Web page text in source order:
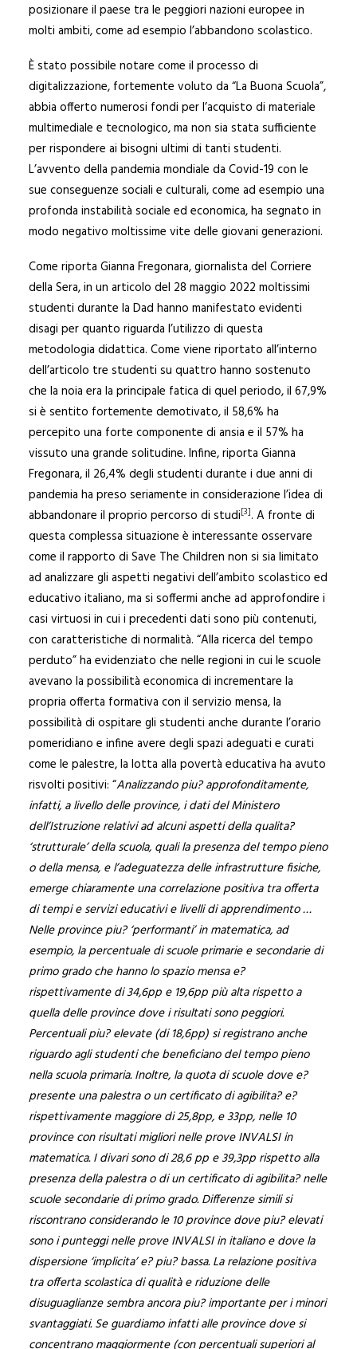
posizionare il paese tra le peggiori nazioni europee in
molti ambiti, come ad esempio l’abbandono scolastico.
È stato possibile notare come il processo di
digitalizzazione, fortemente voluto da “La Buona Scuola”,
abbia offerto numerosi fondi per l’acquisto di materiale
multimediale e tecnologico, ma non sia stata sufficiente
per rispondere ai bisogni ultimi di tanti studenti.
L’avvento della pandemia mondiale da Covid-19 con le
sue conseguenze sociali e culturali, come ad esempio una
profonda instabilità sociale ed economica, ha segnato in
modo negativo moltissime vite delle giovani generazioni.
Come riporta Gianna Fregonara, giornalista del Corriere
della Sera, in un articolo del 28 maggio 2022 moltissimi
studenti durante la Dad hanno manifestato evidenti
disagi per quanto riguarda l’utilizzo di questa
metodologia didattica. Come viene riportato all’interno
dell’articolo tre studenti su quattro hanno sostenuto
che la noia era la principale fatica di quel periodo, il 67,9%
si è sentito fortemente demotivato, il 58,6% ha
percepito una forte componente di ansia e il 57% ha
vissuto una grande solitudine. Infine, riporta Gianna
Fregonara, il 26,4% degli studenti durante i due anni di
pandemia ha preso seriamente in considerazione l’idea di
abbandonare il proprio percorso di studi[3]. A fronte di
questa complessa situazione è interessante osservare
come il rapporto di Save The Children non si sia limitato
ad analizzare gli aspetti negativi dell’ambito scolastico ed
educativo italiano, ma si soffermi anche ad approfondire i
casi virtuosi in cui i precedenti dati sono più contenuti,
con caratteristiche di normalità. “Alla ricerca del tempo
perduto” ha evidenziato che nelle regioni in cui le scuole
avevano la possibilità economica di incrementare la
propria offerta formativa con il servizio mensa, la
possibilità di ospitare gli studenti anche durante l’orario
pomeridiano e infine avere degli spazi adeguati e curati
come le palestre, la lotta alla povertà educativa ha avuto
risvolti positivi: “Analizzando piu? approfonditamente,
infatti, a livello delle province, i dati del Ministero
dell’Istruzione relativi ad alcuni aspetti della qualita?
‘strutturale’ della scuola, quali la presenza del tempo pieno
o della mensa, e l’adeguatezza delle infrastrutture fisiche,
emerge chiaramente una correlazione positiva tra offerta
di tempi e servizi educativi e livelli di apprendimento …
Nelle province piu? ‘performanti’ in matematica, ad
esempio, la percentuale di scuole primarie e secondarie di
primo grado che hanno lo spazio mensa e?
rispettivamente di 34,6pp e 19,6pp più alta rispetto a
quella delle province dove i risultati sono peggiori.
Percentuali piu? elevate (di 18,6pp) si registrano anche
riguardo agli studenti che beneficiano del tempo pieno
nella scuola primaria. Inoltre, la quota di scuole dove e?
presente una palestra o un certificato di agibilita? e?
rispettivamente maggiore di 25,8pp, e 33pp, nelle 10
province con risultati migliori nelle prove INVALSI in
matematica. I divari sono di 28,6 pp e 39,3pp rispetto alla
presenza della palestra o di un certificato di agibilita? nelle
scuole secondarie di primo grado. Differenze simili si
riscontrano considerando le 10 province dove piu? elevati
sono i punteggi nelle prove INVALSI in italiano e dove la
dispersione ‘implicita’ e? piu? bassa. La relazione positiva
tra offerta scolastica di qualità e riduzione delle
disuguaglianze sembra ancora piu? importante per i minori
svantaggiati. Se guardiamo infatti alle province dove si
concentrano maggiormente (con percentuali superiori al